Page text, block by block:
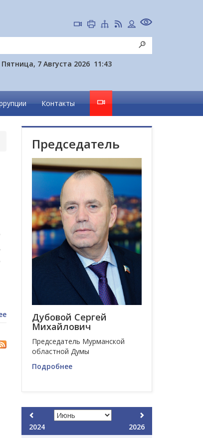
Пятница, 7 Августа 2026 11:43
Контакты
Председатель
Дубовой Сергей
Михайлович
Председатель Мурманской
областной Думы
Подробнее
2024 2026